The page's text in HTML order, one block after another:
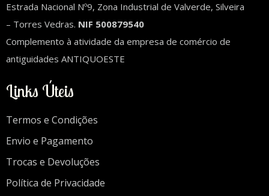
Estrada Nacional Nº9, Zona Industrial de Valverde, Silveira
– Torres Vedras. NIF 500879540
Complemento à atividade da empresa de comércio de
antiguidades ANTIQUOESTE
Links Úteis
Termos e Condições
Envio e Pagamento
Trocas e Devoluções
Política de Privacidade